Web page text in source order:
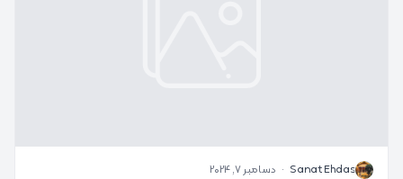
S
Sanat Ehdas
· دسامبر 7, 2024